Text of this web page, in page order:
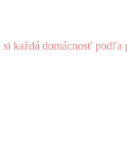
každá domácnosť